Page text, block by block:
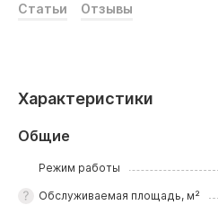
Статьи Отзывы
Характеристики
Общие
Режим работы
Обслуживаемая площадь, м²